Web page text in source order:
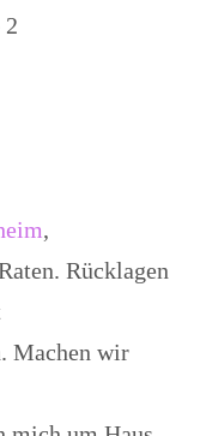
2
,
Rücklagen
Machen wir